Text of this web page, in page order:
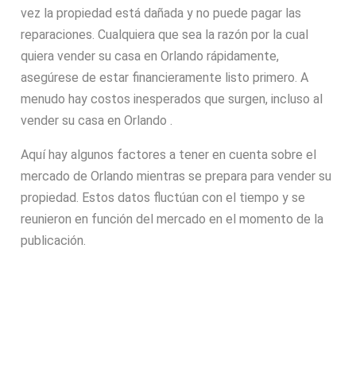
vez la propiedad está dañada y no puede pagar las
reparaciones. Cualquiera que sea la razón por la cual
quiera vender su casa en Orlando rápidamente,
asegúrese de estar financieramente listo primero. A
menudo hay costos inesperados que surgen, incluso al
vender su casa en Orlando .
Aquí hay algunos factores a tener en cuenta sobre el
mercado de Orlando mientras se prepara para vender su
propiedad. Estos datos fluctúan con el tiempo y se
reunieron en función del mercado en el momento de la
publicación.